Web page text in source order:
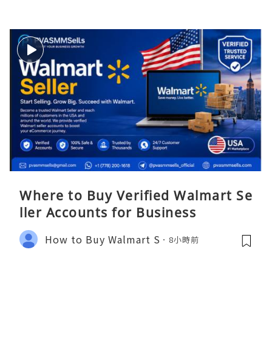
Where to Buy Verified Walmart Se
ller Accounts for Business
How to Buy Walmart S 8小時前